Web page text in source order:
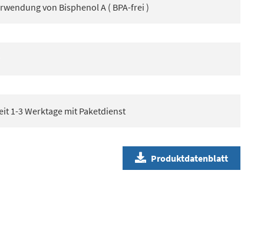
von Bisphenol A ( BPA-frei )
1-3 Werktage mit Paketdienst
Produktdatenblatt